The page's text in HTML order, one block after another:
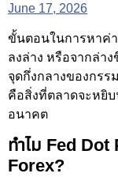
June 17, 2026
ขั้นตอนในการหาค่
ลงล่าง หรือจากล่า
จุดกึ่งกลางของกรร
คือสิ่งที่ตลาดจะหยิ
อนาคต
ทำไม Fed Dot
Forex?